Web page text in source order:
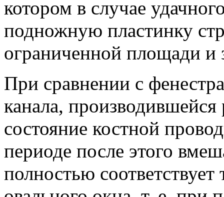
котором в случае
подножную пластинку
ограниченной площади и
При сравнении с
канала, производившейся
состояние костной
периоде после этого
полностью